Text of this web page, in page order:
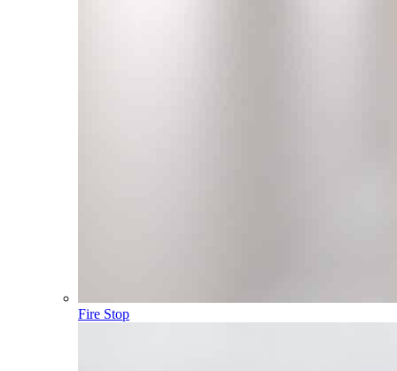
Fire Stop